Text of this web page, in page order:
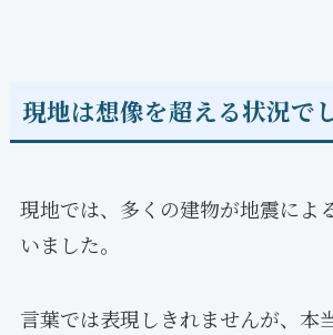
現地は想像を超える状況で
現地では、多くの建物が地震によ
いました。
言葉では表現しきれませんが、本